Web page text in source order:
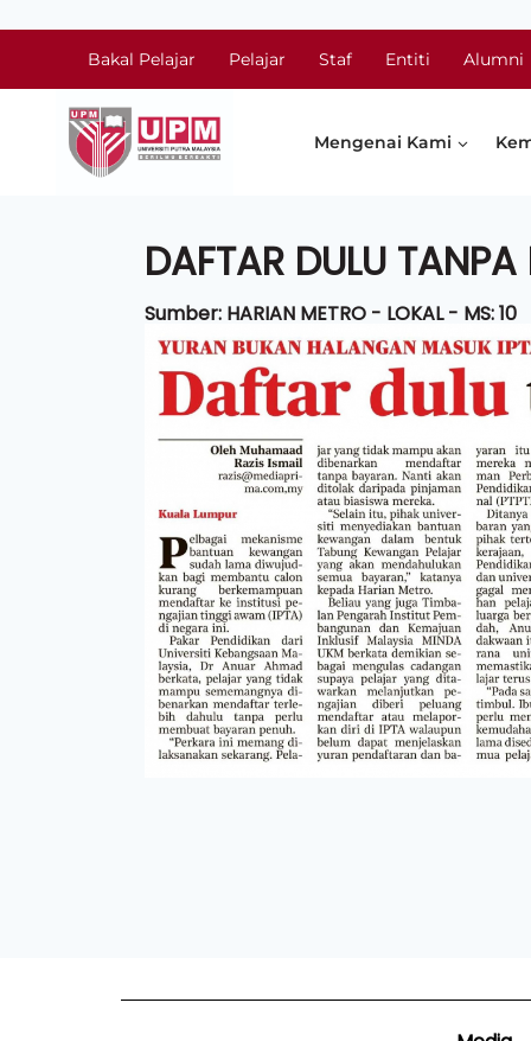
Bakal Pelajar Pelajar Staf Entiti Alumni
Mengenai Kami
DAFTAR DULU TANPA
Sumber: HARIAN METRO - LOKAL - MS: 10